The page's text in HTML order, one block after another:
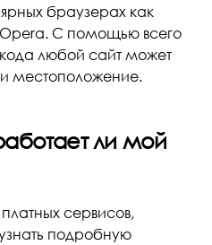
браузерах как
Opera. С помощью всего
любой сайт может
местоположение.
ли мой
сервисов,
подробную